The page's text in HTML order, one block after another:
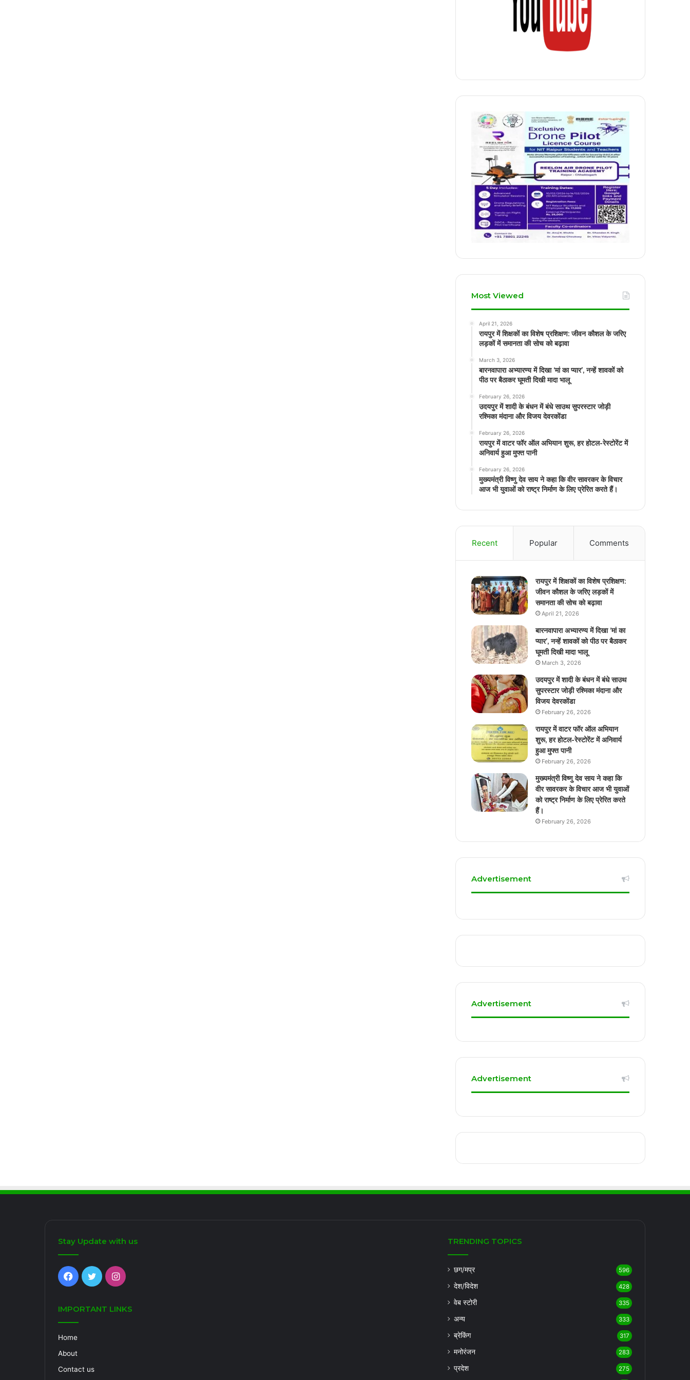
Most Viewed
April 21, 2026
रायपुर में शिक्षकों का विशेष प्रशिक्षण: जीवन कौशल के जरिए
लड़कों में समानता की सोच को बढ़ावा
March 3, 2026
बारनवापारा अभ्यारण्य में दिखा ‘मां का प्यार’, नन्हें शावकों को
पीठ पर बैठाकर घूमती दिखी मादा भालू
February 26, 2026
उदयपुर में शादी के बंधन में बंधे साउथ सुपरस्टार जोड़ी
रश्मिका मंदाना और विजय देवरकोंडा
February 26, 2026
रायपुर में वाटर फॉर ऑल अभियान शुरू, हर होटल-रेस्टोरेंट में
अनिवार्य हुआ मुफ्त पानी
February 26, 2026
मुख्यमंत्री विष्णु देव साय ने कहा कि वीर सावरकर के विचार
आज भी युवाओं को राष्ट्र निर्माण के लिए प्रेरित करते हैं।
Recent Popular Comments
रायपुर में शिक्षकों का विशेष प्रशिक्षण:
जीवन कौशल के जरिए लड़कों में
समानता की सोच को बढ़ावा
April 21, 2026
बारनवापारा अभ्यारण्य में दिखा ‘मां का
प्यार’, नन्हें शावकों को पीठ पर बैठाकर
घूमती दिखी मादा भालू
March 3, 2026
उदयपुर में शादी के बंधन में बंधे साउथ
सुपरस्टार जोड़ी रश्मिका मंदाना और
विजय देवरकोंडा
February 26, 2026
रायपुर में वाटर फॉर ऑल अभियान
शुरू, हर होटल-रेस्टोरेंट में अनिवार्य
हुआ मुफ्त पानी
February 26, 2026
मुख्यमंत्री विष्णु देव साय ने कहा कि
वीर सावरकर के विचार आज भी युवाओं
को राष्ट्र निर्माण के लिए प्रेरित करते
हैं।
February 26, 2026
Advertisement
Advertisement
Advertisement
Stay Update with us
Facebook
TwitterInstagram
IMPORTANT LINKS
Home
About
Contact us
TRENDING TOPICS
छग/मप्र 596
देश/विदेश 428
वेब स्टोरी 335
अन्य 333
ब्रेकिंग 317
मनोरंजन 283
प्रदेश 275